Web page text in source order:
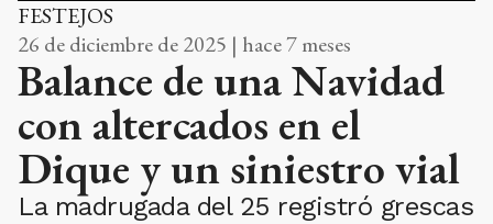
FESTEJOS
26 de diciembre de 2025 | hace 7 meses
Balance de una Navidad
con altercados en el
Dique y un siniestro vial
La madrugada del 25 registró grescas